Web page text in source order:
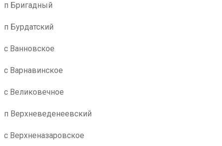
п Бригадный
п Бурдатский
с Ванновское
с Варнавинское
с Великовечное
п Верхневеденеевский
с Верхненазаровское